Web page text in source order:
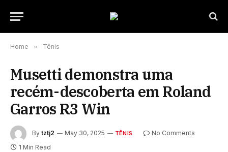
Home » Tênis
Musetti demonstra uma
recém-descoberta em Roland
Garros R3 Win
By tztj2 May 30, 2025 TÊNIS
No Comments
1 Min Read